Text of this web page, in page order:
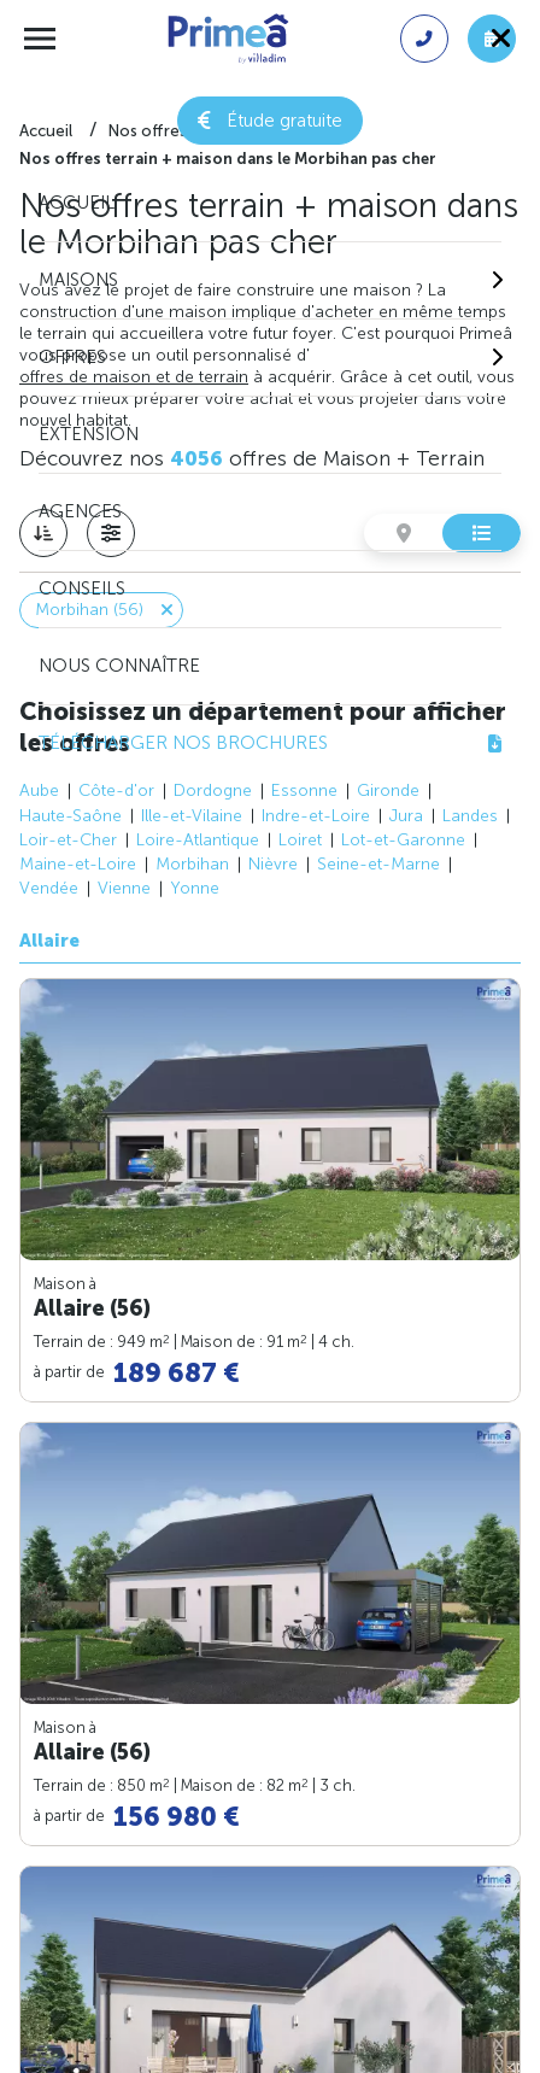
Étude gratuite
ACCUEIL
MAISONS
OFFRES
EXTENSION
AGENCES
CONSEILS
NOUS CONNAÎTRE
TÉLÉCHARGER NOS BROCHURES
Accueil
Nos offres de maison + terrain
Nos offres terrain + maison dans le Morbihan pas cher
Nos offres terrain + maison dans
le Morbihan pas cher
Vous avez le projet de faire construire une maison ? La
construction d'une maison implique d'acheter en même temps
le terrain qui accueillera votre futur foyer. C'est pourquoi Primeâ
vous propose un outil personnalisé d'
offres de maison et de terrain à acquérir. Grâce à cet outil, vous
pouvez mieux préparer votre achat et vous projeter dans votre
nouvel habitat.
Découvrez nos 4056 offres de Maison + Terrain
Morbihan (56)
Choisissez un département pour afficher
les offres
Aube Côte-d'or Dordogne Essonne
Gironde
Haute-Saône
Ille-et-Vilaine Indre-et-Loire Jura
Landes
Loir-et-Cher
Loire-Atlantique Loiret
Lot-et-Garonne
Maine-et-Loire
Morbihan Nièvre
Seine-et-Marne
Vendée
Vienne Yonne
Allaire
Maison à
Allaire (56)
Terrain de : 949 m2 | Maison de : 91 m2
| 4 ch.
à partir de 189 687 €
Maison à
Allaire (56)
Terrain de : 850 m2 | Maison de : 82 m2
| 3 ch.
à partir de 156 980 €